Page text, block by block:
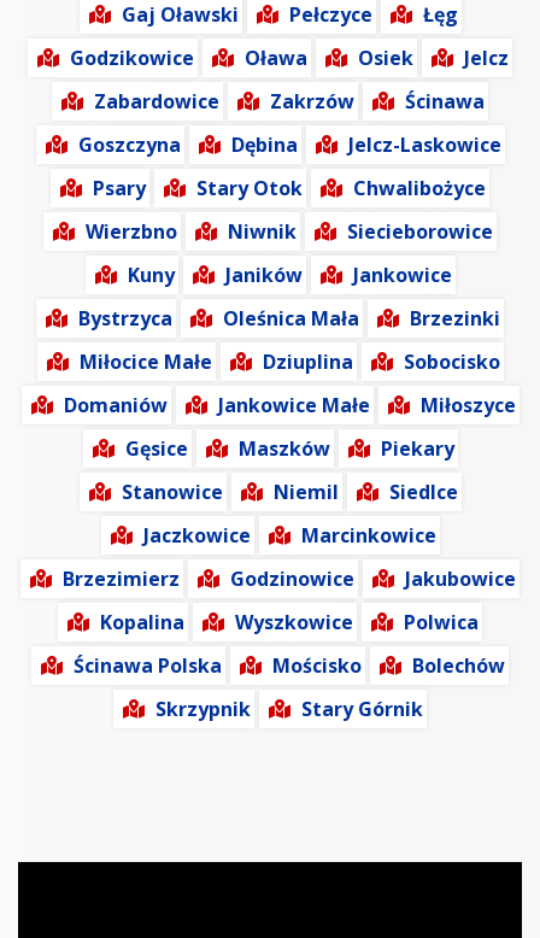
Gaj Oławski
Pełczyce
Łęg
Godzikowice
Oława Osiek
Jelcz
Zabardowice
Zakrzów
Ścinawa
Goszczyna
Dębina
Jelcz-Laskowice
Psary
Stary Otok
Chwalibożyce
Wierzbno
Niwnik
Siecieborowice
Kuny
Janików
Jankowice
Bystrzyca
Oleśnica Mała
Brzezinki
Miłocice Małe
Dziuplina
Sobocisko
Domaniów
Jankowice Małe
Miłoszyce
Gęsice
Maszków
Piekary
Stanowice
Niemil
Siedlce
Jaczkowice
Marcinkowice
Brzezimierz
Godzinowice
Jakubowice
Kopalina
Wyszkowice
Polwica
Ścinawa Polska
Mościsko
Bolechów
Skrzypnik
Stary Górnik